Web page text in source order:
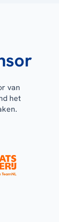
van
het